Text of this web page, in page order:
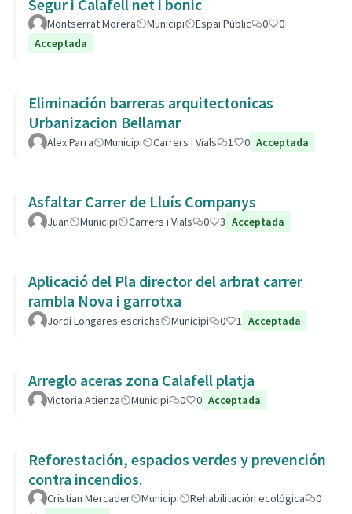
Segur i Calafell net i bonic
Montserrat Morera Municipi Espai Públic 0
0
Acceptada
Eliminación barreras arquitectonicas
Urbanizacion Bellamar
Alex Parra Municipi Carrers i Vials 1 0 Acceptada
Asfaltar Carrer de Lluís Companys
Juan Municipi Carrers i Vials 0 3 Acceptada
Aplicació del Pla director del arbrat carrer
rambla Nova i garrotxa
Jordi Longares escrichs Municipi 0 1 Acceptada
Arreglo aceras zona Calafell platja
Victoria Atienza Municipi 0 0 Acceptada
Reforestación, espacios verdes y prevención
contra incendios.
Cristian Mercader Municipi Rehabilitación ecológica
0